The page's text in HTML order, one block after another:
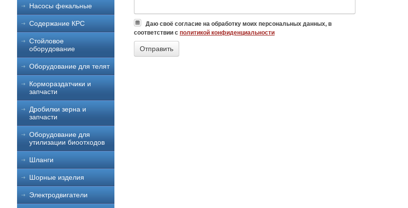
Насосы фекальные
Содержание КРС
Стойловое
оборудование
Оборудование для телят
Кормораздатчики и
запчасти
Дробилки зерна и
запчасти
Оборудование для
утилизации биоотходов
Шланги
Шорные изделия
Электродвигатели
Даю своё согласие на обработку моих персональных данных, в
соответствии с политикой конфиденциальности